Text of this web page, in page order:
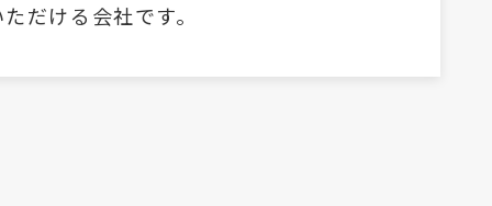
だける会社です。